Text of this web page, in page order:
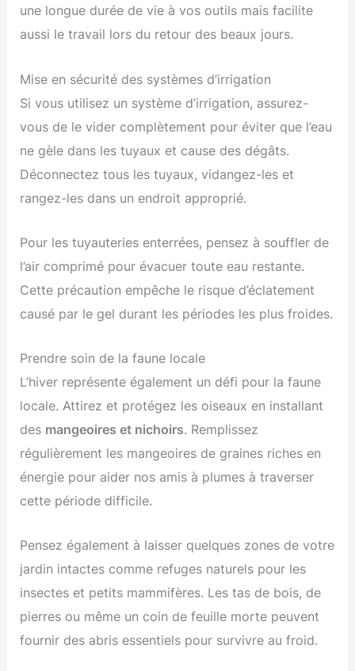
une longue durée de vie à vos outils mais facilite
aussi le travail lors du retour des beaux jours.
Mise en sécurité des systèmes d’irrigation
Si vous utilisez un système d’irrigation, assurez-
vous de le vider complètement pour éviter que l’eau
ne gèle dans les tuyaux et cause des dégâts.
Déconnectez tous les tuyaux, vidangez-les et
rangez-les dans un endroit approprié.
Pour les tuyauteries enterrées, pensez à souffler de
l’air comprimé pour évacuer toute eau restante.
Cette précaution empêche le risque d’éclatement
causé par le gel durant les périodes les plus froides.
Prendre soin de la faune locale
L’hiver représente également un défi pour la faune
locale. Attirez et protégez les oiseaux en installant
des mangeoires et nichoirs. Remplissez
régulièrement les mangeoires de graines riches en
énergie pour aider nos amis à plumes à traverser
cette période difficile.
Pensez également à laisser quelques zones de votre
jardin intactes comme refuges naturels pour les
insectes et petits mammifères. Les tas de bois, de
pierres ou même un coin de feuille morte peuvent
fournir des abris essentiels pour survivre au froid.